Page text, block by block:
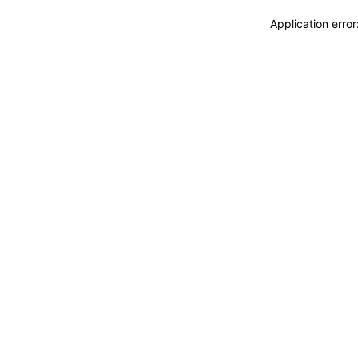
Application